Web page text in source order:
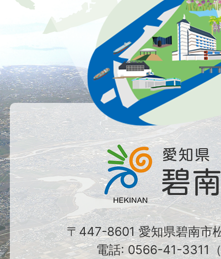
〒447-8601 愛知県碧南市
電話: 0566-41-3311